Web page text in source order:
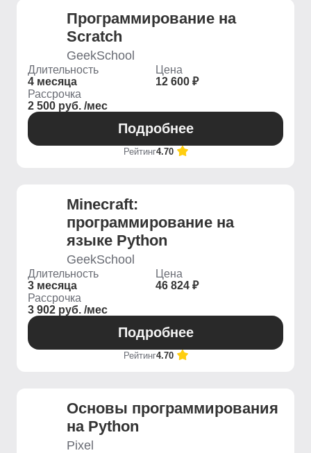
Программирование на
Scratch
GeekSchool
Длительность
4 месяца
Цена
12 600 ₽
Рассрочка
2 500 руб. /мес
Подробнее
Рейтинг4.70
Minecraft:
программирование на
языке Python
GeekSchool
Длительность
3 месяца
Цена
46 824 ₽
Рассрочка
3 902 руб. /мес
Подробнее
Рейтинг4.70
Основы программирования
на Python
Pixel